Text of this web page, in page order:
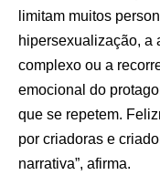
limitam muitos
hipersexualização, a
complexo ou a
emocional do
que se repetem.
por criadoras e
narrativa”, afirma.